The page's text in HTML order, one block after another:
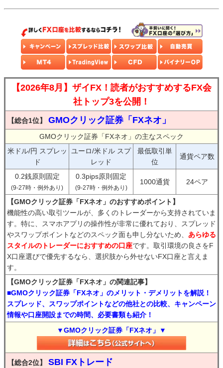
【2026年8月】ザイFX！読者がおすすめするFX会
社トップ3を公開！
【総合1位】 GMOクリック証券「FXネオ」
GMOクリック証券「FXネオ」の主なスペック
米ドル/円 スプレッ
ド
ユーロ/米ドル スプ
レッド
最低取引単
位
通貨ペア数
0.2銭原則固定
(9-27時・例外あり)
0.3pips原則固定
(9-27時・例外あり)
1000通貨 24ペア
【GMOクリック証券「FXネオ」のおすすめポイント】
機能性の高い取引ツールが、多くのトレーダーから支持されていま
す。特に、スマホアプリの操作性が非常に優れており、スプレッド
やスワップポイントなどのスペック面も申し分ないため、 あらゆる
スタイルのトレーダーにおすすめの口座です。取引環境の良さをF
X口座選びで優先するなら、選択肢から外せないFX口座と言えま
す。
【GMOクリック証券「FXネオ」の関連記事】
■GMOクリック証券「FXネオ」のメリット・デメリットを解説！
スプレッド、スワップポイントなどの他社との比較、キャンペーン
情報や口座開設までの時間、必要書類も紹介！
▼GMOクリック証券「FXネオ」▼
【総合2位】 SBI FXトレード